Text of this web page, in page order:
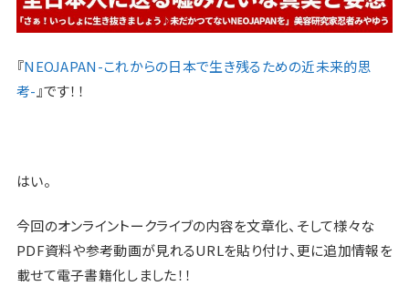
『NEOJAPAN-これからの日本で生き残るための近未来的思
考- 』です！！
はい。
今回のオンライントークライブの内容を文章化、そして様々な
PDF資料や参考動画が見れるURLを貼り付け、更に追加情報を
載せて電子書籍化しました！！